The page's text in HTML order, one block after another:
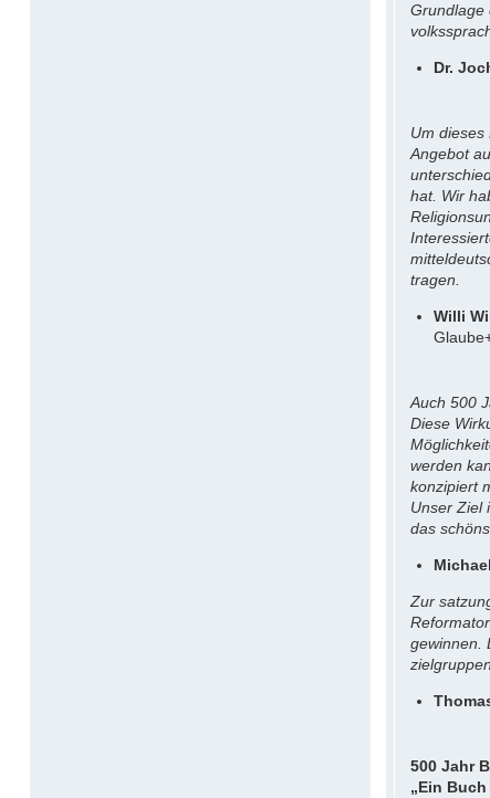
Grundlage
Dr.
Um
Angebot
hat. Wir
tragen.
Willi
Auch 500
Diese
werden
konzipiert
Unser Ziel
das
Zur
gewinnen.
500 Jahr
„Ein